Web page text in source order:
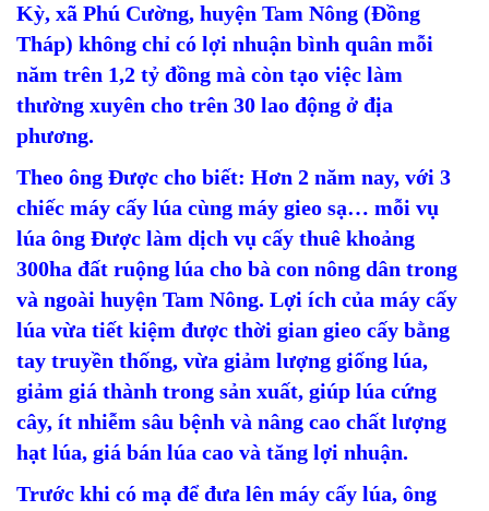
Kỳ, xã Phú Cường, huyện Tam Nông (Đồng
Tháp) không chỉ có lợi nhuận bình quân mỗi
năm trên 1,2 tỷ đồng mà còn tạo việc làm
thường xuyên cho trên 30 lao động ở địa
phương.
Theo ông Được cho biết: Hơn 2 năm nay, với 3
chiếc máy cấy lúa cùng máy gieo sạ… mỗi vụ
lúa ông Được làm dịch vụ cấy thuê khoảng
300ha đất ruộng lúa cho bà con nông dân trong
và ngoài huyện Tam Nông. Lợi ích của máy cấy
lúa vừa tiết kiệm được thời gian gieo cấy bằng
tay truyền thống, vừa giảm lượng giống lúa,
giảm giá thành trong sản xuất, giúp lúa cứng
cây, ít nhiễm sâu bệnh và nâng cao chất lượng
hạt lúa, giá bán lúa cao và tăng lợi nhuận.
Trước khi có mạ để đưa lên máy cấy lúa, ông